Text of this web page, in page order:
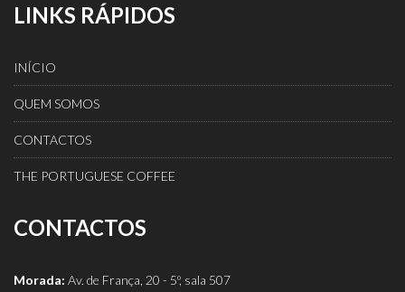
LINKS RÁPIDOS
INÍCIO
QUEM SOMOS
CONTACTOS
THE PORTUGUESE COFFEE
CONTACTOS
Morada: Av. de França, 20 - 5º, sala 507